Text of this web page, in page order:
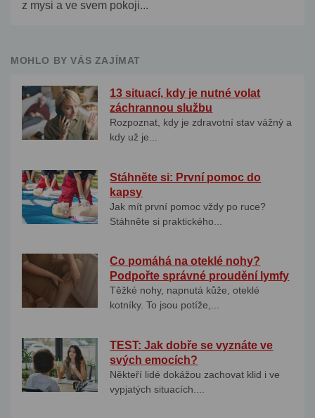
z mysi a ve svem pokoji...
MOHLO BY VÁS ZAJÍMAT
13 situací, kdy je nutné volat
záchrannou službu
Rozpoznat, kdy je zdravotní stav vážný a
kdy už je...
Stáhněte si: První pomoc do
kapsy
Jak mít první pomoc vždy po ruce?
Stáhněte si praktického...
Co pomáhá na oteklé nohy?
Podpořte správné proudění lymfy
Těžké nohy, napnutá kůže, oteklé
kotníky. To jsou potíže,...
TEST: Jak dobře se vyznáte ve
svých emocích?
Někteří lidé dokážou zachovat klid i ve
vypjatých situacích....